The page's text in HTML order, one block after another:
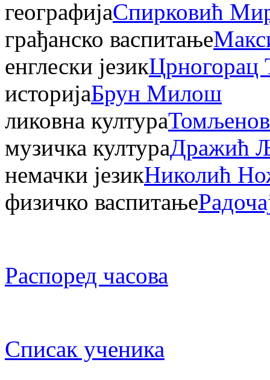
географијаСпирковић
грађанско васпитање
енглески језикЦрногорац
историјаБрун Милош
ликовна култура
музичка култураДражић
немачки језикНиколић
физичко васпитање
Распоред часова
Списак ученика